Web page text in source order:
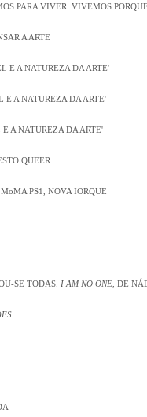
PARA VIVER: VIVEMOS
A ARTE
E A NATUREZA DA ARTE'
E A NATUREZA DA ARTE'
A NATUREZA DA ARTE'
QUEER
PS1, NOVA IORQUE
SE TODAS. I AM NO ONE , DE